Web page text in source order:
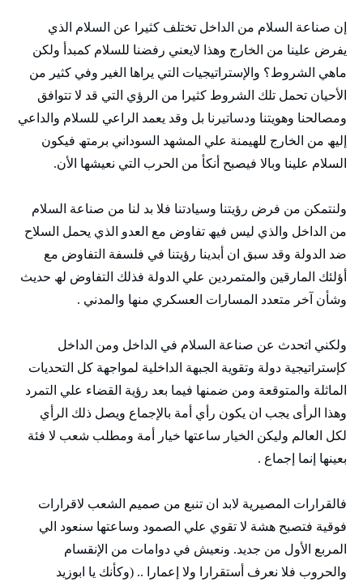
إن صناعة السلام من الداخل تختلف كثيرا عن السلام الذي
يفرض علينا من الخارج وھذا لايعني رفضنا للسلام كمبدأ ولكن
ماھي الشروط؟ والإستراتيجيات التي يراھا الغير وفي كثير من
الأحيان تحمل تلك الشروط كثيرا من الرؤي التي قد لا تتوافق
ومصالحنا وھويتنا ودساتيرنا بل وقد يعمد الراعي للسلام والداعي
إليھ من الخارج للھيمنة علي المشھد السوداني برمتھ فيكون
السلام علينا وبالا فيصبح أنكأ من الحرب التي نعيشھا الأن.
ولنتمكن من فرض رؤيتنا وسيادتنا فلا بد لنا من صناعة السلام
من الداخل والذي ليس فيھ تفاوض مع العدو الذي يحمل السلاح
ضد الدولة وقد سبق ان أبدينا رؤيتنا في فلسفة التفاوض مع
أؤلئك المارقين والمتمردين علي الدولة فذلك التفاوض لھ حديث
وشأن آخر متعدد المسارات العسكري منھا والمدني .
ولكني اتحدث عن صناعة السلام في الداخل ومن الداخل
كإستراتيجية دولة وتقوية الجبھة الداخلية لمواجھة كل التحديات
الماثلة والمتوقعة ومن ضمنھا فيما بعد رؤية القضاء علي التمرد
وھذا الرأى يجب ان يكون رأي أمة بالإجماع ويصل ذلك الرأي
لكل العالم وليكن الخيار ساعتھا خيار أمة ومطلب شعب لا فئة
بعينھا إنما إجماع .
فالقرارات المصيرية لابد ان تنبع من صميم الشعب لاقرارات
فوقية فتصبح ھشة لا تقوي علي الصمود وساعتھا سنعود الي
المربع الأول من جديد. ونعيش في دوامات من الإنقسام
والحروب فلا نعرف أستقرارا ولا إعمارا .. (وكأنك يا ابوزيد